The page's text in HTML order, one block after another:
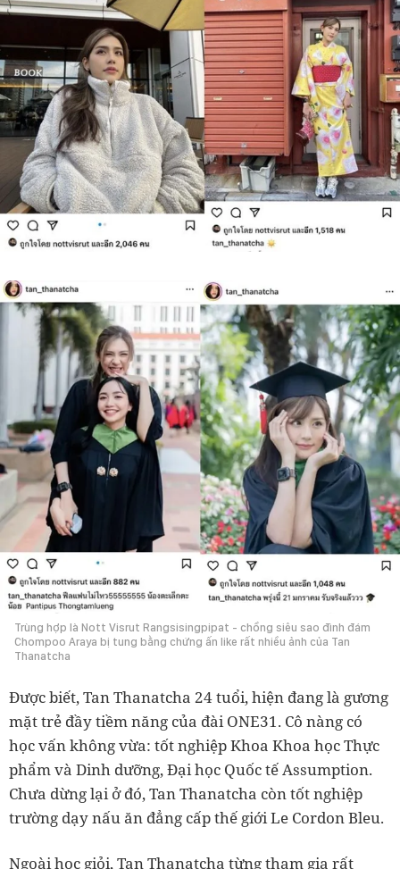
Trùng hợp là Nott Visrut Rangsisingpipat - chồng siêu sao đình đám
Chompoo Araya bị tung bằng chứng ấn like rất nhiều ảnh của Tan
Thanatcha
Được biết, Tan Thanatcha 24 tuổi, hiện đang là gương
mặt trẻ đầy tiềm năng của đài ONE31. Cô nàng có
học vấn không vừa: tốt nghiệp Khoa Khoa học Thực
phẩm và Dinh dưỡng, Đại học Quốc tế Assumption.
Chưa dừng lại ở đó, Tan Thanatcha còn tốt nghiệp
trường dạy nấu ăn đẳng cấp thế giới Le Cordon Bleu.
Ngoài học giỏi, Tan Thanatcha từng tham gia rất